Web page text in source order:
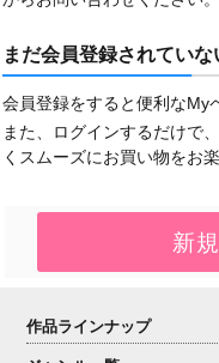
まだ会員登録されていな
会員登録をすると便利なMy
また、ログインするだけで
くスムーズにお買い物をお
作品ラインナップ